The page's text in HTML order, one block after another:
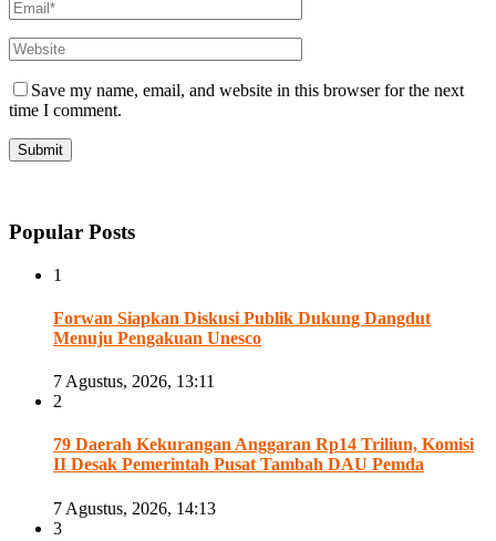
Save my name, email, and website in this browser for the next
time I comment.
Popular Posts
1
Forwan Siapkan Diskusi Publik Dukung Dangdut
Menuju Pengakuan Unesco
7 Agustus, 2026, 13:11
2
79 Daerah Kekurangan Anggaran Rp14 Triliun, Komisi
II Desak Pemerintah Pusat Tambah DAU Pemda
7 Agustus, 2026, 14:13
3